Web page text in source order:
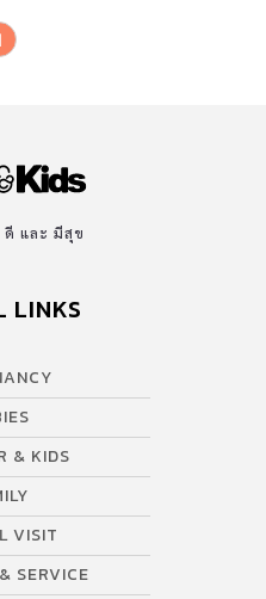
นนี้ สวยได้แม่เลยล่ะ น้องลียา
ซี่ ลูกสาวคุณแม่ แหม่ม […]
ดี และ มีสุข
LINKS
& KIDS
VISIT
SERVICE